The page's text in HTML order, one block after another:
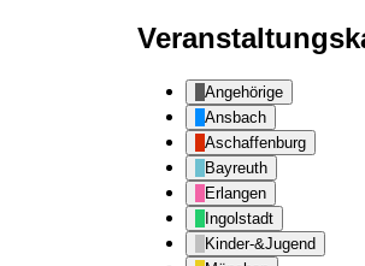
Angehörige
Ansbach
Aschaffenburg
Bayreuth
Erlangen
Ingolstadt
Kinder-&Jugend